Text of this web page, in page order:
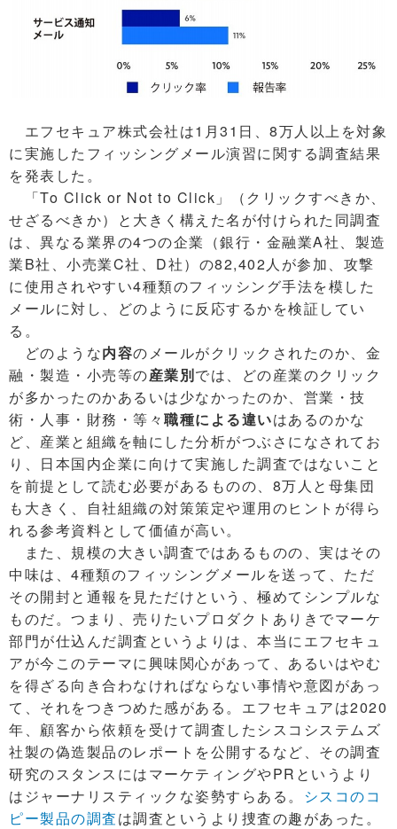
エフセキュア株式会社は1月31日、8万人以上を対象
に実施したフィッシングメール演習に関する調査結果
を発表した。
「To Click or Not to Click」（クリックすべきか、
せざるべきか）と大きく構えた名が付けられた同調査
は、異なる業界の4つの企業（銀行・金融業A社、製造
業B社、小売業C社、D社）の82,402人が参加、攻撃
に使用されやすい4種類のフィッシング手法を模した
メールに対し、どのように反応するかを検証してい
る。
どのような内容のメールがクリックされたのか、金
融・製造・小売等の産業別では、どの産業のクリック
が多かったのかあるいは少なかったのか、営業・技
術・人事・財務・等々職種による違いはあるのかな
ど、産業と組織を軸にした分析がつぶさになされてお
り、日本国内企業に向けて実施した調査ではないこと
を前提として読む必要があるものの、8万人と母集団
も大きく、自社組織の対策策定や運用のヒントが得ら
れる参考資料として価値が高い。
また、規模の大きい調査ではあるものの、実はその
中味は、4種類のフィッシングメールを送って、ただ
その開封と通報を見ただけという、極めてシンプルな
ものだ。つまり、売りたいプロダクトありきでマーケ
部門が仕込んだ調査というよりは、本当にエフセキュ
アが今このテーマに興味関心があって、あるいはやむ
を得ざる向き合わなければならない事情や意図があっ
て、それをつきつめた感がある。エフセキュアは2020
年、顧客から依頼を受けて調査したシスコシステムズ
社製の偽造製品のレポートを公開するなど、その調査
研究のスタンスにはマーケティングやPRというより
はジャーナリスティックな姿勢すらある。
シスコのコ
ピー製品の調査は調査というより捜査の趣があった。